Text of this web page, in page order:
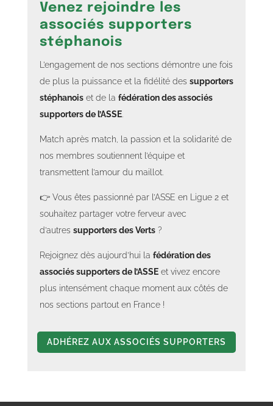
Venez rejoindre les
associés supporters
stéphanois
L’engagement de nos sections démontre une fois
de plus la puissance et la fidélité des supporters
stéphanois et de la fédération des associés
supporters de l’ASSE.
Match après match, la passion et la solidarité de
nos membres soutiennent l’équipe et
transmettent l’amour du maillot.
👉 Vous êtes passionné par l’ASSE en Ligue 2 et
souhaitez partager votre ferveur avec
d’autres supporters des Verts ?
Rejoignez dès aujourd’hui la fédération des
associés supporters de l’ASSE et vivez encore
plus intensément chaque moment aux côtés de
nos sections partout en France !
ADHÉREZ AUX ASSOCIÉS SUPPORTERS